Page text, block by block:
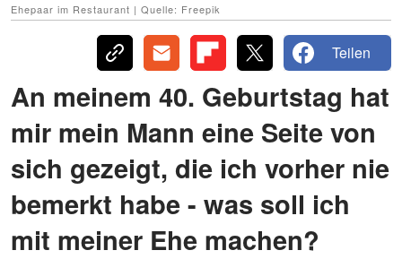
Ehepaar im Restaurant | Quelle: Freepik
Teilen
An meinem 40. Geburtstag hat
mir mein Mann eine Seite von
sich gezeigt, die ich vorher nie
bemerkt habe - was soll ich
mit meiner Ehe machen?